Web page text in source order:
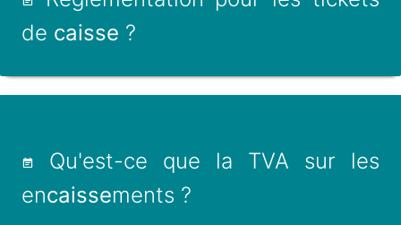
de caisse ?
Qu'est-ce que la TVA sur les
encaissements ?